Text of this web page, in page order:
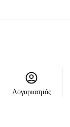
Λογαριασμός